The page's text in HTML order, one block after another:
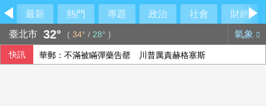
最新 熱門 專題 政治 社會
財經
臺北市 32° ( 34° / 28° ) 氣象
快訊 民眾黨控徐佳青帶兒登東沙島 監院開罰